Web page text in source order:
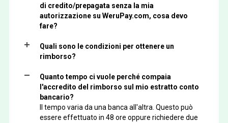
di credito/prepagata senza la mia
autorizzazione su WeruPay.com, cosa devo
fare?
Quali sono le condizioni per ottenere un
rimborso?
Quanto tempo ci vuole perché compaia
l'accredito del rimborso sul mio estratto conto
bancario?
Il tempo varia da una banca all'altra. Questo può
essere effettuato in 48 ore oppure richiedere due